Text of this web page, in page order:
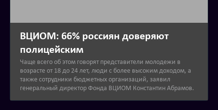
ВЦИОМ: 66% россиян доверяют
полицейским
Чаще всего об этом говорят представители молодежи в
возрасте от 18 до 24 лет, люди с более высоким доходом, а
также сотрудники бюджетных организаций, заявил
генеральный директор Фонда ВЦИОМ Константин Абрамов.